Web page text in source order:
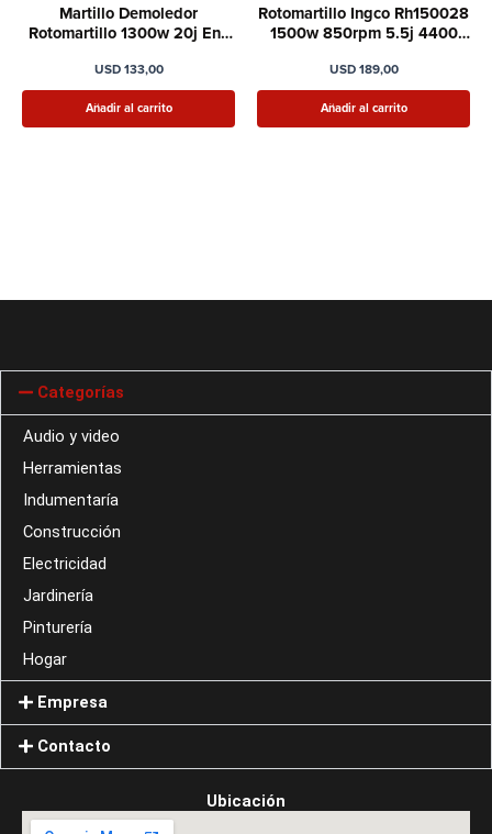
Martillo Demoledor
Rotomartillo 1300w 20j Enc
USD133,00
Añadir al carrito
Rotomartillo Ingco Rh150028
1500w 850rpm 5.5j 4400
USD189,00
Añadir al carrito
Categorías
Audio y video
Herramientas
Indumentaría
Construcción
Electricidad
Jardinería
Pinturería
Hogar
Empresa
Contacto
Ubicación